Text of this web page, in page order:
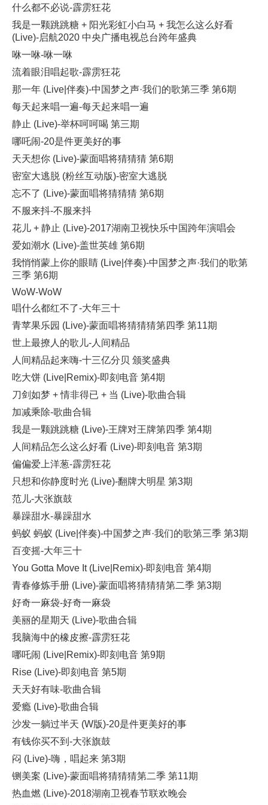
什么都不必说-霹雳狂花
我是一颗跳跳糖 + 阳光彩虹小白马 + 我怎么这么好看
(Live)-启航2020 中央广播电视总台跨年盛典
咻一咻-咻一咻
流着眼泪唱起歌-霹雳狂花
那一年 (Live|伴奏)-中国梦之声·我们的歌第三季 第6期
每天起来唱一遍-每天起来唱一遍
静止 (Live)-举杯呵呵喝 第三期
哪吒闹-20是件更美好的事
天天想你 (Live)-蒙面唱将猜猜猜 第6期
密室大逃脱 (粉丝互动版)-密室大逃脱
忘不了 (Live)-蒙面唱将猜猜猜 第6期
不服来抖-不服来抖
花儿 + 静止 (Live)-2017湖南卫视快乐中国跨年演唱会
爱如潮水 (Live)-盖世英雄 第6期
我悄悄蒙上你的眼睛 (Live|伴奏)-中国梦之声·我们的歌第
三季 第6期
WoW-WoW
唱什么都红不了-大年三十
青苹果乐园 (Live)-蒙面唱将猜猜猜第四季 第11期
世上最撩人的歌儿-人间精品
人间精品起来嗨-十三亿分贝 颁奖盛典
吃大饼 (Live|Remix)-即刻电音 第4期
刀剑如梦 + 情非得已 + 当 (Live)-歌曲合辑
加减乘除-歌曲合辑
我是一颗跳跳糖 (Live)-王牌对王牌第四季 第4期
人间精品怎么这么好看 (Live)-即刻电音 第3期
偏偏爱上洋葱-霹雳狂花
只想和你静度时光 (Live)-翻牌大明星 第3期
范儿-大张旗鼓
暴躁甜水-暴躁甜水
蚂蚁 蚂蚁 (Live|伴奏)-中国梦之声·我们的歌第三季 第3期
百变摇-大年三十
You Gotta Move It (Live|Remix)-即刻电音 第4期
青春修炼手册 (Live)-蒙面唱将猜猜猜第二季 第3期
好奇一麻袋-好奇一麻袋
美丽的星期天 (Live)-歌曲合辑
我脑海中的橡皮擦-霹雳狂花
哪吒闹 (Live|Remix)-即刻电音 第9期
Rise (Live)-即刻电音 第5期
天天好有味-歌曲合辑
爱瘾 (Live)-歌曲合辑
沙发一躺过半天 (W版)-20是件更美好的事
有钱你买不到-大张旗鼓
闷 (Live)-嗨，唱起来 第3期
铡美案 (Live)-蒙面唱将猜猜猜第二季 第11期
热血燃 (Live)-2018湖南卫视春节联欢晚会